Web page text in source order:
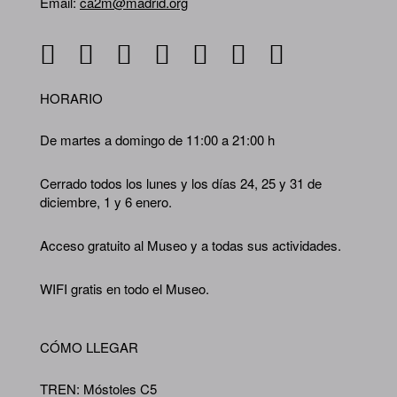
HORARIO
De martes a domingo de 11:00 a 21:00 h
Cerrado todos los lunes y los días 24, 25 y 31 de
diciembre, 1 y 6 enero.
Acceso gratuito al Museo y a todas sus actividades.
WIFI gratis en todo el Museo.
CÓMO LLEGAR
TREN: Móstoles C5